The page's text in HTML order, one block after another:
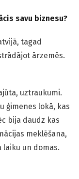
savu biznesu?
tagad
ārzemēs.
uztraukumi.
ģimenes lokā, kas
bija daudz kas
meklēšana,
laiku un domas.